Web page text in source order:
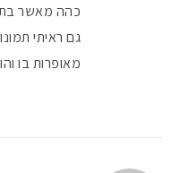
כהה מאשר
גם ראיתי
מאופרות בו